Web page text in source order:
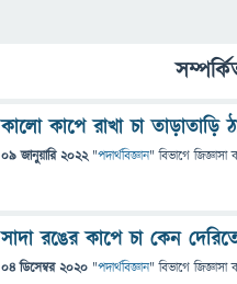
কালো কাপে রাখা চা তাড়াতাড়ি
09 জানুয়ারি 2022 "পদার্থবিজ্ঞান" বিভাগে জিজ্ঞাসা
সাদা রঙের কাপে চা কেন
04 ডিসেম্বর 2020 "পদার্থবিজ্ঞান" বিভাগে জিজ্ঞাসা